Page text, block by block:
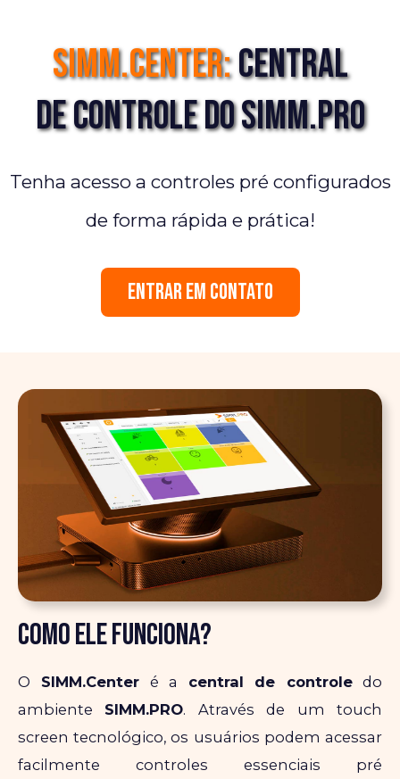
SIMM.Center:Central
de Controle do SIMM.PRO
Tenha acesso a controles pré configurados
de forma rápida e prática!
ENTRAR EM CONTATO
Como ele funciona?
O SIMM.Center é a central de controledo
ambiente SIMM.PRO. Através de um touch
screen tecnológico, os usuários podem acessar
facilmente controles essenciais pré